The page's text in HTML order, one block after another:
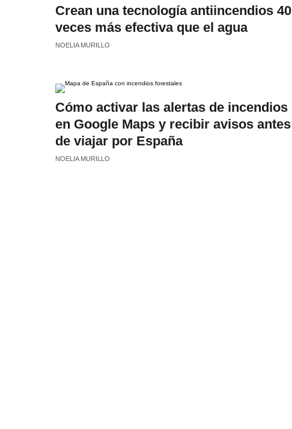
Crean una tecnología antiincendios 40
veces más efectiva que el agua
NOELIA MURILLO
Cómo activar las alertas de incendios
en Google Maps y recibir avisos antes
de viajar por España
NOELIA MURILLO